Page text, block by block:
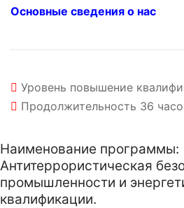
Основные сведения о нас
Уровень повышение
Продолжительность 36
Наименование программы:
Антитеррористическая
промышленности и
квалификации.